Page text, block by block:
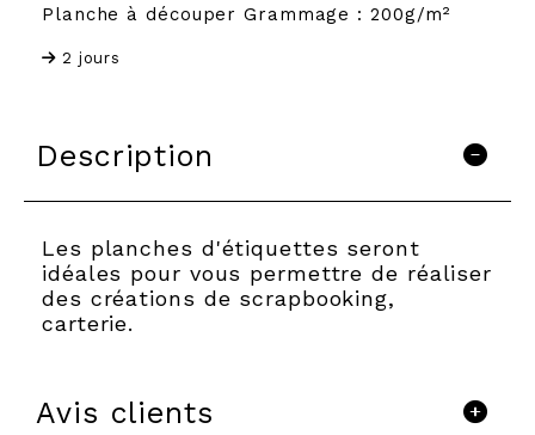
Planche à découper Grammage : 200g/m²
2 jours
Description
Les planches d'étiquettes seront
idéales pour vous permettre de réaliser
des créations de scrapbooking,
carterie.
Avis clients